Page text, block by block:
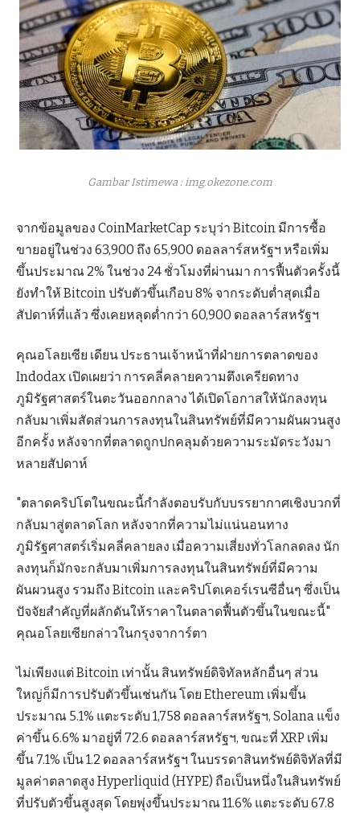
Gambar Istimewa : img.okezone.com
จากข้อมูลของ CoinMarketCap ระบุว่า Bitcoin มีการซื้อ
ขายอยู่ในช่วง 63,900 ถึง 65,900 ดอลลาร์สหรัฐฯ หรือเพิ่ม
ขึ้นประมาณ 2% ในช่วง 24 ชั่วโมงที่ผ่านมา การฟื้นตัวครั้งนี้
ยังทำให้ Bitcoin ปรับตัวขึ้นเกือบ 8% จากระดับต่ำสุดเมื่อ
สัปดาห์ที่แล้ว ซึ่งเคยหลุดต่ำกว่า 60,900 ดอลลาร์สหรัฐฯ
คุณอโลยเซีย เดียน ประธานเจ้าหน้าที่ฝ่ายการตลาดของ
Indodax เปิดเผยว่า การคลี่คลายความตึงเครียดทาง
ภูมิรัฐศาสตร์ในตะวันออกกลาง ได้เปิดโอกาสให้นักลงทุน
กลับมาเพิ่มสัดส่วนการลงทุนในสินทรัพย์ที่มีความผันผวนสูง
อีกครั้ง หลังจากที่ตลาดถูกปกคลุมด้วยความระมัดระวังมา
หลายสัปดาห์
"ตลาดคริปโตในขณะนี้กำลังตอบรับกับบรรยากาศเชิงบวกที่
กลับมาสู่ตลาดโลก หลังจากที่ความไม่แน่นอนทาง
ภูมิรัฐศาสตร์เริ่มคลี่คลายลง เมื่อความเสี่ยงทั่วโลกลดลง นัก
ลงทุนก็มักจะกลับมาเพิ่มการลงทุนในสินทรัพย์ที่มีความ
ผันผวนสูง รวมถึง Bitcoin และคริปโตเคอร์เรนซีอื่นๆ ซึ่งเป็น
ปัจจัยสำคัญที่ผลักดันให้ราคาในตลาดฟื้นตัวขึ้นในขณะนี้"
คุณอโลยเซียกล่าวในกรุงจาการ์ตา
ไม่เพียงแต่ Bitcoin เท่านั้น สินทรัพย์ดิจิทัลหลักอื่นๆ ส่วน
ใหญ่ก็มีการปรับตัวขึ้นเช่นกัน โดย Ethereum เพิ่มขึ้น
ประมาณ 5.1% แตะระดับ 1,758 ดอลลาร์สหรัฐฯ, Solana แข็ง
ค่าขึ้น 6.6% มาอยู่ที่ 72.6 ดอลลาร์สหรัฐฯ, ขณะที่ XRP เพิ่ม
ขึ้น 7.1% เป็น 1.2 ดอลลาร์สหรัฐฯ ในบรรดาสินทรัพย์ดิจิทัลที่มี
มูลค่าตลาดสูง Hyperliquid (HYPE) ถือเป็นหนึ่งในสินทรัพย์
ที่ปรับตัวขึ้นสูงสุด โดยพุ่งขึ้นประมาณ 11.6% แตะระดับ 67.8